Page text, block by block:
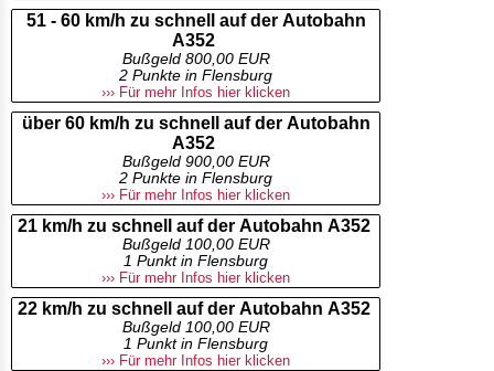
51 - 60 km/h zu schnell auf der Autobahn
A352
Bußgeld 800,00 EUR
2 Punkte in Flensburg
››› Für mehr Infos hier klicken
über 60 km/h zu schnell auf der Autobahn
A352
Bußgeld 900,00 EUR
2 Punkte in Flensburg
››› Für mehr Infos hier klicken
21 km/h zu schnell auf der Autobahn A352
Bußgeld 100,00 EUR
1 Punkt in Flensburg
››› Für mehr Infos hier klicken
22 km/h zu schnell auf der Autobahn A352
Bußgeld 100,00 EUR
1 Punkt in Flensburg
››› Für mehr Infos hier klicken